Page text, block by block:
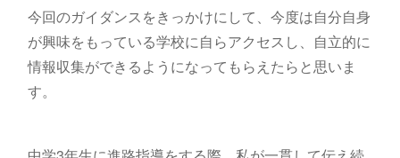
今回のガイダンスをきっかけにして、今度は自分自身
が興味をもっている学校に自らアクセスし、自立的に
情報収集ができるようになってもらえたらと思いま
す。